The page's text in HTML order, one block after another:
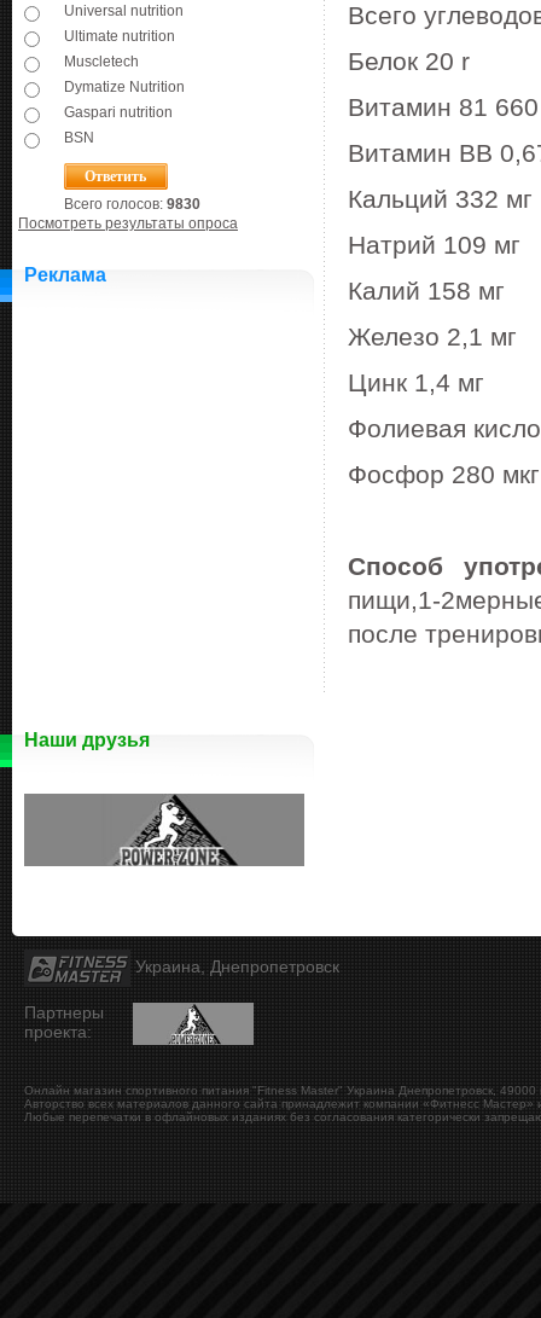
Universal nutrition
Ultimate nutrition
Muscletech
Dymatize Nutrition
Gaspari nutrition
BSN
Всего голосов: 9830
Посмотреть результаты опроса
Реклама
Наши друзья
Всего
Белок 20 r
Витамин 81
Витамин ВВ
Кальций 332 мг
Натрий 109 мг
Калий 158 мг
Железо 2,1 мг
Цинк 1,4 мг
Фолиевая
Фосфор 280 мкг
Способ
пищи,1-
после
Украина, Днепропетровск
Партнеры
проекта:
Онлайн магазин спортивного питания "Fitness Master" Украина Днепропетровск 49000
Авторство всех материалов данного сайта принадлежит компании «Фитнесс Мастер»
Любые перепечатки в офлайновых изданиях без согласования категорически